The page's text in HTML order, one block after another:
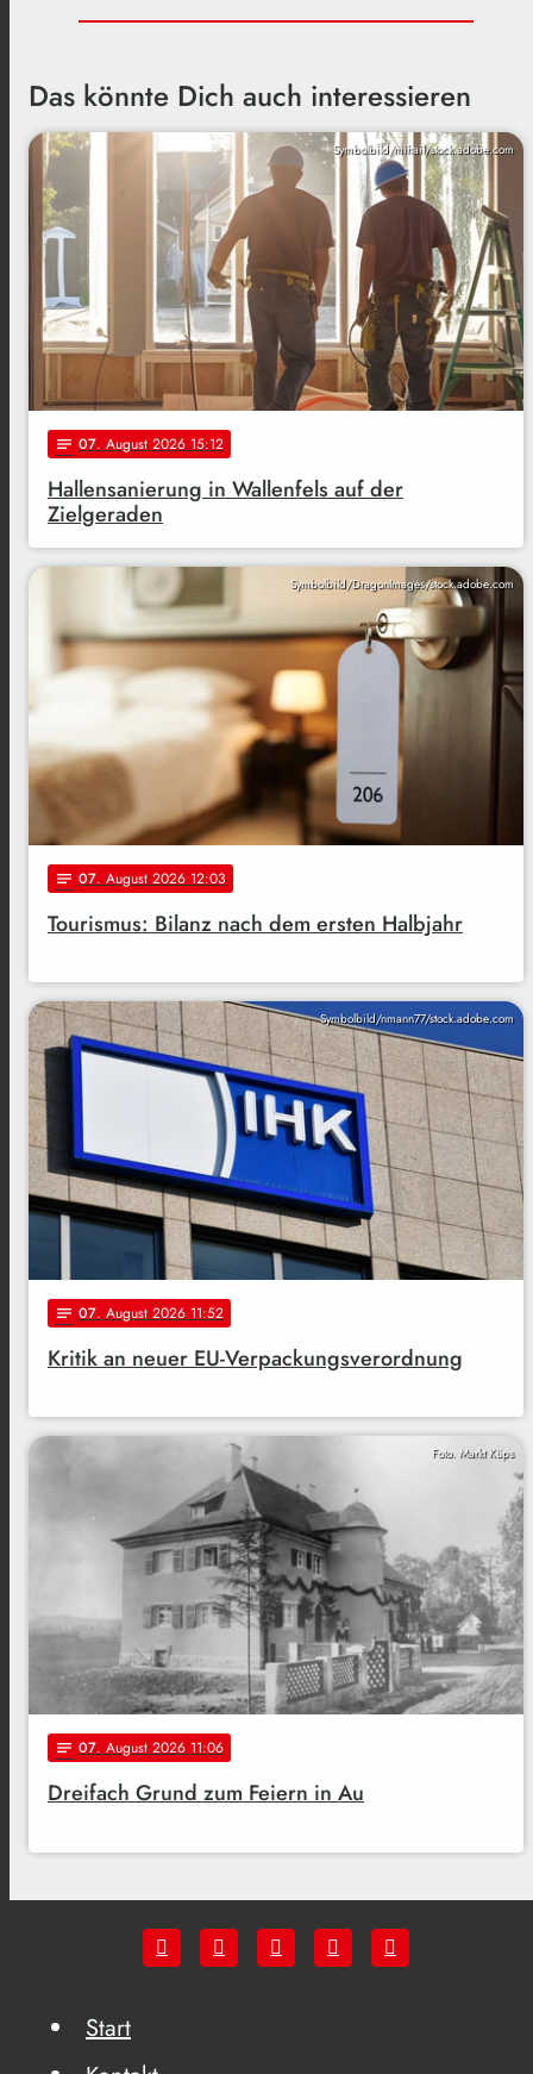
Das könnte Dich auch interessieren
Symbolbild/mihail/stock.adobe.com
notes 07. August 2026 15:12
Hallensanierung in Wallenfels auf der
Zielgeraden
Symbolbild/DragonImages/stock.adobe.com
notes 07. August 2026 12:03
Tourismus: Bilanz nach dem ersten Halbjahr
Symbolbild/nmann77/stock.adobe.com
notes 07. August 2026 11:52
Kritik an neuer EU-Verpackungsverordnung
Foto. Markt Küps
notes 07. August 2026 11:06
Dreifach Grund zum Feiern in Au
Start